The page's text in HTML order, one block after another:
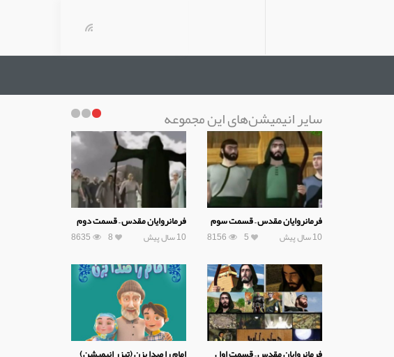
سایر انیمیشن‌های این مجموعه
فرمانروایان مقدس – قسمت سوم
10 سال پیش 8156 5
فرمانروایان مقدس – قسمت دوم
10 سال پیش 8635 8